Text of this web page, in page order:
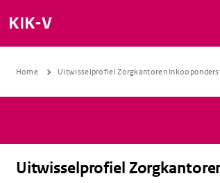
KIK-V
Home Uitwisselprofiel Zorgkantoren
Uitwisselprofiel